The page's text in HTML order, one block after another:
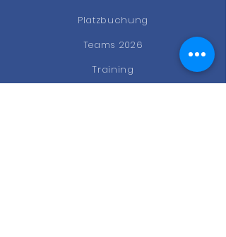
Platzbuchung
Teams 2026
Training